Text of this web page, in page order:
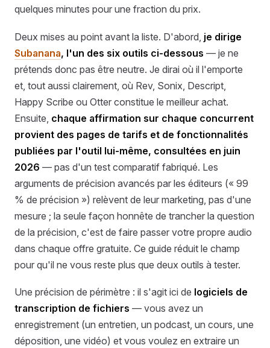
quelques minutes pour une fraction du prix.
Deux mises au point avant la liste. D'abord, je dirige
Subanana, l'un des six outils ci-dessous — je ne
prétends donc pas être neutre. Je dirai où il l'emporte
et, tout aussi clairement, où Rev, Sonix, Descript,
Happy Scribe ou Otter constitue le meilleur achat.
Ensuite, chaque affirmation sur chaque concurrent
provient des pages de tarifs et de fonctionnalités
publiées par l'outil lui-même, consultées en juin
2026 — pas d'un test comparatif fabriqué. Les
arguments de précision avancés par les éditeurs (« 99
% de précision ») relèvent de leur marketing, pas d'une
mesure ; la seule façon honnête de trancher la question
de la précision, c'est de faire passer votre propre audio
dans chaque offre gratuite. Ce guide réduit le champ
pour qu'il ne vous reste plus que deux outils à tester.
Une précision de périmètre : il s'agit ici de logiciels de
transcription de fichiers — vous avez un
enregistrement (un entretien, un podcast, un cours, une
déposition, une vidéo) et vous voulez en extraire un